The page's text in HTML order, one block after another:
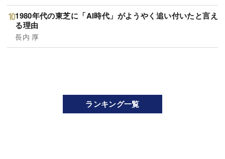
1980年代の東芝に「AI時代」がようやく追い付いたと言え
る理由
長内 厚
ランキング一覧